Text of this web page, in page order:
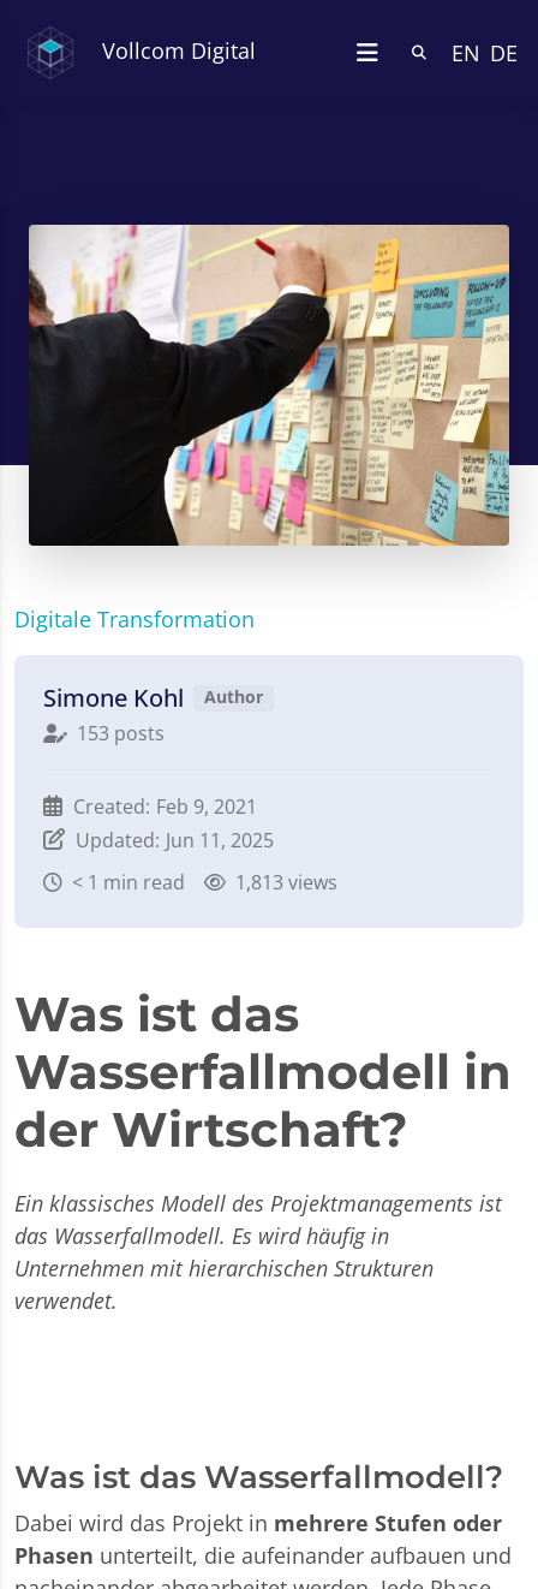
Vollcom Digital EN DE
Digitale Transformation
Simone Kohl Author
153 posts
Created: Feb 9, 2021
Updated: Jun 11, 2025
< 1 min read 1,813 views
Was ist das
Wasserfallmodell in
der Wirtschaft?
Ein klassisches Modell des Projektmanagements ist
das Wasserfallmodell. Es wird häufig in
Unternehmen mit hierarchischen Strukturen
verwendet.
Was ist das Wasserfallmodell?
Dabei wird das Projekt in mehrere Stufen oder
Phasen unterteilt, die aufeinander aufbauen und